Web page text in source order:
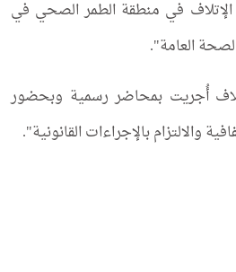
في منطقة الطمر الصحي في
العامة".
أُجريت بمحاضر رسمية وبحضور
والالتزام بالإجراءات القانونية".